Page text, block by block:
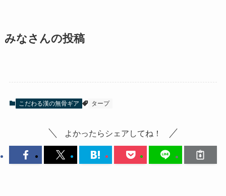
みなさんの投稿
こだわる漢の無骨ギア タープ
よかったらシェアしてね！